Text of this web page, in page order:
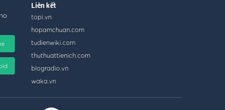
Liên kết
topi.vn
hopamchuan.com
tudienwiki.com
thuthuattienich.com
blogradio.vn
waka.vn